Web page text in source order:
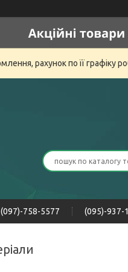
рахунок по її графіку
(097)-758-5577 (095)-937-